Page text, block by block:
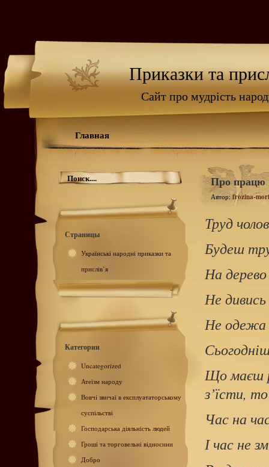
Приказки та
Сайт про мудрість
Главная
Страницы
Українські народні приказки та
прислів’я
Категории
Uncategorized
Атеїзм народу
Вовчі звичаї в експлуататорському
суспільстві
Господарська діяльність людей
Гроші та торговельні відносини
Добро
Про працю
Автор: frozina-
Труд
Будеш
На
Не дивись
Не одежа
Що маєш
з’їсти,
Час на
І час не